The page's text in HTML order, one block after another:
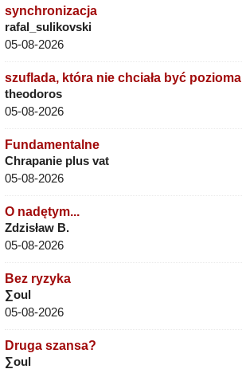
synchronizacja
rafal_sulikovski
05-08-2026
szuflada, która nie chciała być pozioma
theodoros
05-08-2026
Fundamentalne
Chrapanie plus vat
05-08-2026
O nadętym...
Zdzisław B.
05-08-2026
Bez ryzyka
∑oul
05-08-2026
Druga szansa?
∑oul